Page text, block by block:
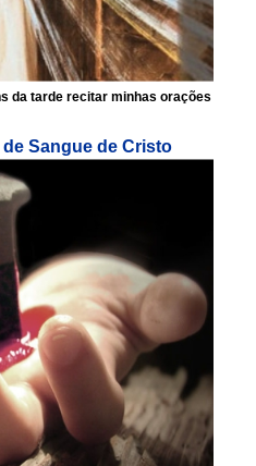
da tarde recitar minhas orações
Sangue de Cristo